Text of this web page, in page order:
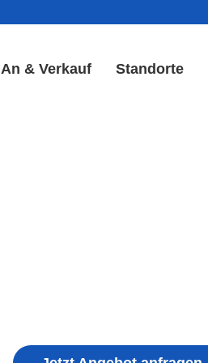
An & Verkauf Standorte